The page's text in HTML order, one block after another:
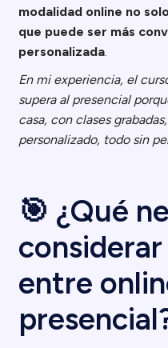
modalidad online no
que puede ser más
personalizada.
En mi experiencia, el
supera al presencial
casa, con clases
personalizado, todo sin
🎯 ¿Qué
entre